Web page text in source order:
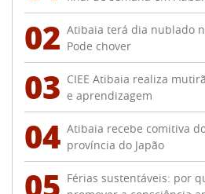
02 Atibaia terá dia nublado
Pode chover
03 CIEE Atibaia realiza
e aprendizagem
04 Atibaia recebe comitiva
província do Japão
Férias sustentáveis: por